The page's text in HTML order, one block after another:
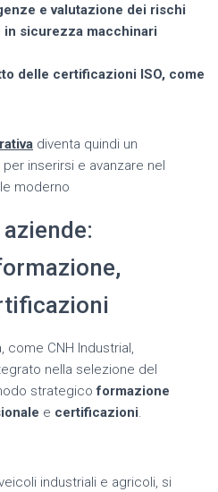
e valutazione dei rischi
sicurezza macchinari
delle certificazioni ISO, come
diventa quindi un
inserirsi e avanzare nel
moderno
come CNH Industrial,
nella selezione del
strategicoformazione
e certificazioni.
industriali e agricoli, si